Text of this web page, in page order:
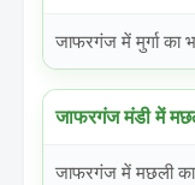
जाफरगंज में मुर्गा
जाफरगंज मंडी में
जाफरगंज में मछली